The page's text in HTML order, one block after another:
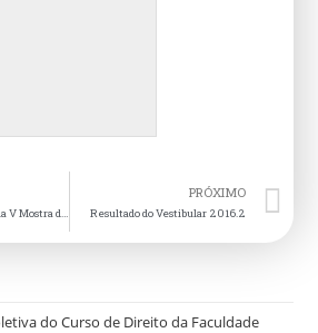
PRÓXIMO
Resultado do Vestibular 2016.2
do Curso de Direito da Faculdade